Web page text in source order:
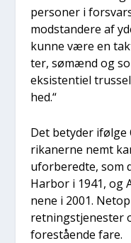
per­so­ner i
mod­stan­de­re af
kun­ne være en
ter, sømænd og
eksi­sten­ti­el
hed.“
Det bety­der
ri­ka­ner­ne nemt
ufor­be­red­te, som
Har­bor i 1941, og
ne­ne i 2001.
ret­ning­s­tje­ne­ster
fore­stå­en­de fare.